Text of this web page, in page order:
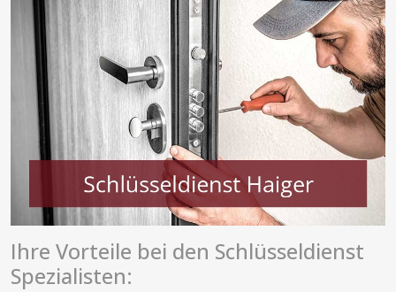
Ihre Vorteile bei den Schlüsseldienst
Spezialisten: